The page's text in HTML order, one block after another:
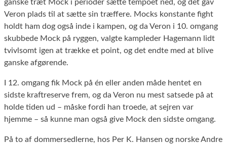
ganske træt Mock i perioder sætte tempoet ned, og det gav
Veron plads til at sætte sin træffere. Mocks konstante fight
holdt ham dog også inde i kampen, og da Veron i 10. omgang
skubbede Mock på ryggen, valgte kampleder Hagemann lidt
tvivlsomt igen at trække et point, og det endte med at blive
ganske afgørende.
I 12. omgang fik Mock på én eller anden måde hentet en
sidste kraftreserve frem, og da Veron nu mest satsede på at
holde tiden ud – måske fordi han troede, at sejren var
hjemme – så kunne man også give Mock den sidste omgang.
På to af dommersedlerne, hos Per K. Hansen og norske Andre